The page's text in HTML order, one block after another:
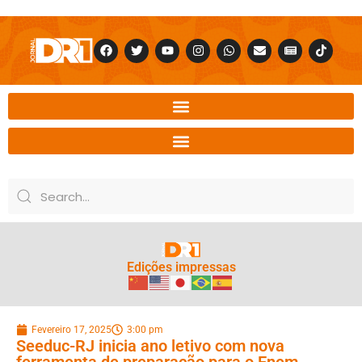
Edições impressas
Fevereiro 17, 2025 3:00 pm
Seeduc-RJ inicia ano letivo com nova